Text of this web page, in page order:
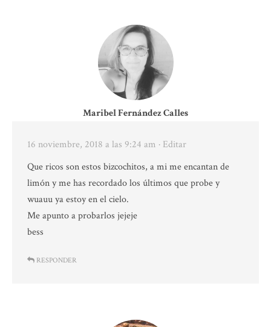
Maribel Fernández Calles
16 noviembre, 2018 a las 9:24 am · Editar
Que ricos son estos bizcochitos, a mi me encantan de
limón y me has recordado los últimos que probe y
wuauu ya estoy en el cielo.
Me apunto a probarlos jejeje
bess
RESPONDER